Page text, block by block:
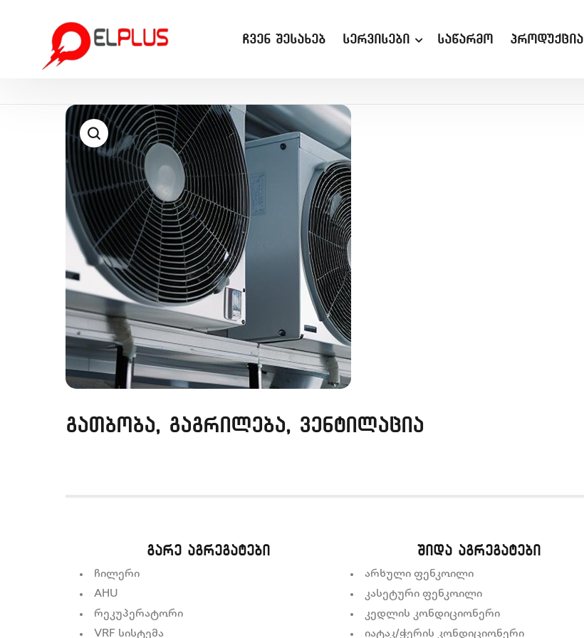
ჩვენ შესახებ სერვისები საწარმო პროდუქცია
გათბობა, გაგრილება, ვენტილაცია
გარე აგრეგატები
ჩილერი
AHU
რეკუპერატორი
VRF სისტემა
შიდა აგრეგატები
არხული ფენკოილი
კასეტური ფენკოილი
კედლის კონდიციონერი
იატაკ/ჭერის კონდიციონერი